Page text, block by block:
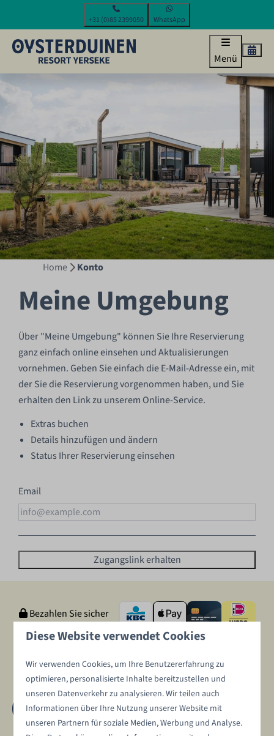
+31 (0)85 2399050 WhatsApp
Menü
Home Konto
Meine Umgebung
Über "Meine Umgebung" können Sie Ihre Reservierung
ganz einfach online einsehen und Aktualisierungen
vornehmen. Geben Sie einfach die E-Mail-Adresse ein, mit
der Sie die Reservierung vorgenommen haben, und Sie
erhalten den Link zu unserem Online-Service.
Extras buchen
Details hinzufügen und ändern
Status Ihrer Reservierung einsehen
Email
Zugangslink erhalten
Bezahlen Sie sicher
Diese Website verwendet Cookies
Wir verwenden Cookies, um Ihre Benutzererfahrung zu
optimieren, personalisierte Inhalte bereitzustellen und
unseren Datenverkehr zu analysieren. Wir teilen auch
Informationen über Ihre Nutzung unserer Website mit
unseren Partnern für soziale Medien, Werbung und Analyse.